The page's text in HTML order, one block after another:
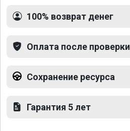
100% возврат денег
Оплата после проверки
Сохранение ресурса
Гарантия 5 лет